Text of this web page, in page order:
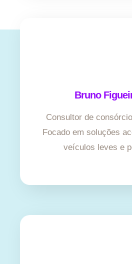
Bruno
Consultor de
Focado em soluções
veículos leves e